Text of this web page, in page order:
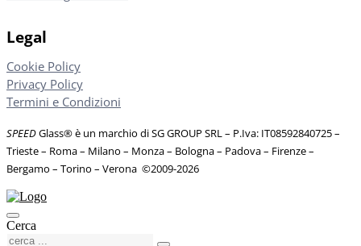
Legal
Cookie Policy
Privacy Policy
Termini e Condizioni
SPEEDGlass® è un marchio di SG GROUP SRL – P.Iva: IT08592840725–
Trieste – Roma – Milano – Monza – Bologna – Padova – Firenze –
Bergamo – Torino – Verona ©2009-2026
Cerca